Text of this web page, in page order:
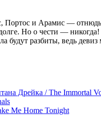
Портос и Арамис —
Но о чести — никогда!
будут разбиты, ведь
Дрейка / The Immortal
Me Home Tonight